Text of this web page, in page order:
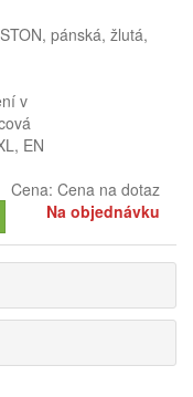
pánská, žlutá,
v
EN
Cena: Cena na dotaz
Na objednávku